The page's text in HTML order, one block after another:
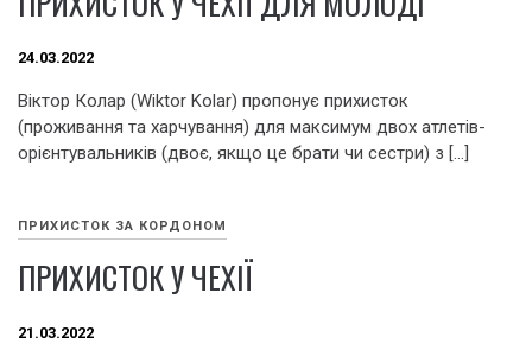
24.03.2022
Віктор Колар (Wiktor Kolar) пропонує прихисток
(проживання та харчування) для максимум двох атлетів-
орієнтувальників (двоє, якщо це брати чи сестри) з […]
ПРИХИСТОК ЗА КОРДОНОМ
ПРИХИСТОК У ЧЕХІЇ
21.03.2022